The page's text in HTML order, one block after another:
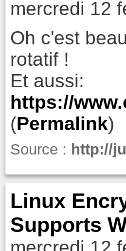
mercredi 12
Oh c'est
rotatif !
Et aussi:
https://
(Permalink)
Source : http://
Linux
Supports